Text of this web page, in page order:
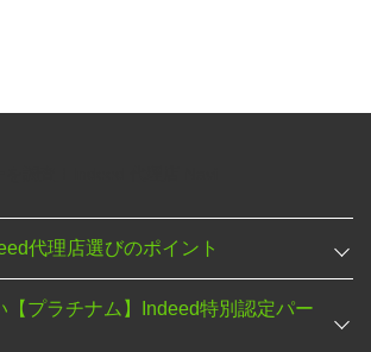
代理店選びのポイント
【プラチナム】Indeed特別認定パー